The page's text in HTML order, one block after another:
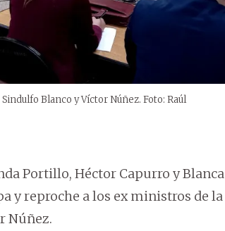
Blanco y Víctor Núñez. Foto: Raúl
Portillo, Héctor Capurro y Blanca
y reproche a los ex ministros de la
Núñez.